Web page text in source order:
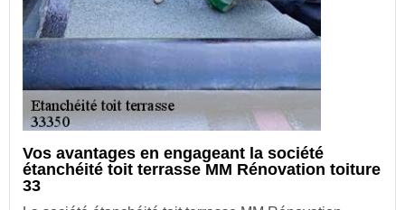
Vos avantages en engageant la société
étanchéité toit terrasse MM Rénovation toiture
33